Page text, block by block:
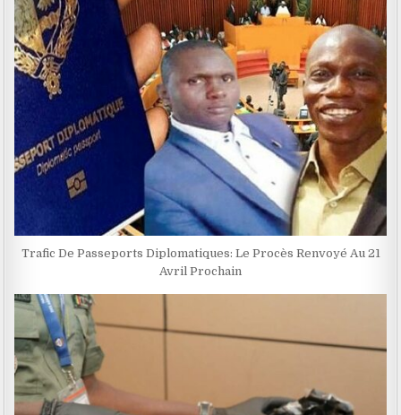
Trafic De Passeports Diplomatiques: Le Procès Renvoyé Au 21
Avril Prochain